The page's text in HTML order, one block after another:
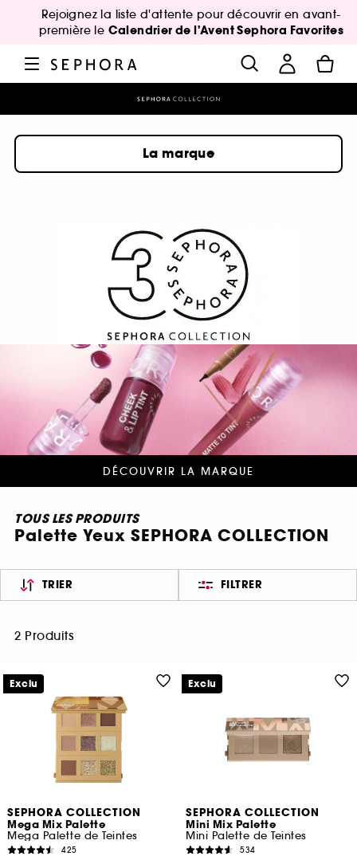
Rejoignez la liste d'attente pour découvrir en avant-
première le Calendrier de l'Avent Sephora Favorites
La marque
DÉCOUVRIR LA MARQUE
TOUS LES PRODUITS
Palette Yeux SEPHORA COLLECTION
TRIER FILTRER
2 Produits
SEPHORA COLLECTION
Mega Mix Palette
Mega Palette de Teintes
425
Exclu
SEPHORA COLLECTION
Mini Mix Palette
Mini Palette de Teintes
534
Exclu